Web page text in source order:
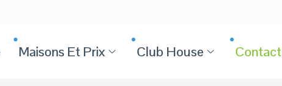
Maisons Et Prix Club House Contact